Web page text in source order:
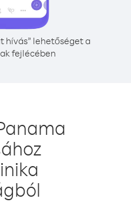
hívás” lehetőséget a
fejlécében